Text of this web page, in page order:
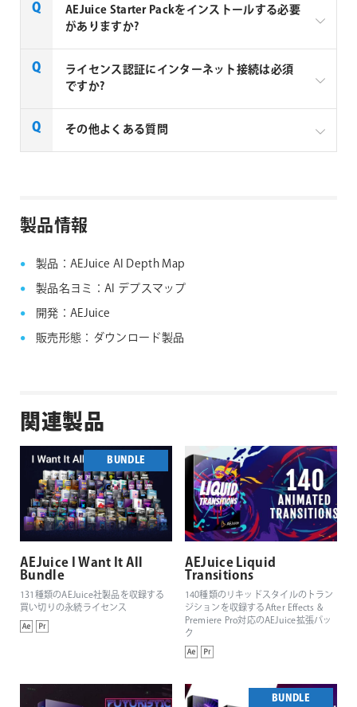
AEJuice 社製品は1ユーザーあたり1ライセンス必要と
なります。2ユーザーが利用する場合は2ライセンス必
AEJuice Starter Packをインストールする必要
がありますか?
AEJuice拡張パックのご利用には、AEJuice Starter
Packが必須となります。AEJuice Starter Packをイン
トールされ、Pack Manager上で拡張パックのインス
トールやライセンス認証が可能になります。
ライセンス認証にインターネット接続は必須
ですか?
AEJuice 社製品のライセンス認証と製品のご利用に
その他よくある質問
製品情報
製品：AEJuice AI Depth Map
製品名ヨミ：AI デプスマップ
開発：AEJuice
販売形態：ダウンロード製品
関連製品
BUNDLE
AEJuice I Want It All
Bundle
131種類のAEJuice社製品を収録する
買い切りの永続ライセンス
AEJuice Liquid
Transitions
140種類のリキッドスタイルのトラン
ジションを収録するAfter Effects &
Premiere Pro対応のAEJuice拡張パッ
ク
BUNDLE